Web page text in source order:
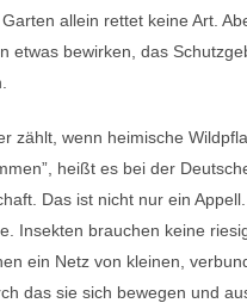
allein rettet keine Art.
etwas bewirken, das
zählt, wenn heimische
heißt es bei der
Das ist nicht nur ein
Insekten brauchen keine
ein Netz von kleinen,
das sie sich bewegen und